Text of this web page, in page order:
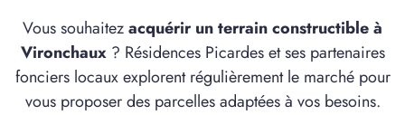
1 TERRAIN CONSTRUCTIBLE
àLamotte-Buleux(80150)
1 TERRAIN CONSTRUCTIBLE
Vous souhaitezacquérir un terrain constructible à
Vironchaux? Résidences Picardes et ses partenaires
fonciers locaux explorent régulièrement le marché pour
vous proposer des parcelles adaptées à vos besoins.